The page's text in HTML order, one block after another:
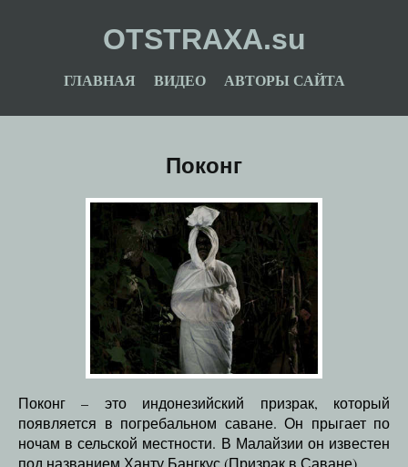
OTSTRAXA.su
ГЛАВНАЯ ВИДЕО АВТОРЫ САЙТА
Поконг
Поконг – это индонезийский призрак, который
появляется в погребальном саване. Он прыгает по
ночам в сельской местности. В Малайзии он известен
под названием Ханту Бангкус (Призрак в Саване).